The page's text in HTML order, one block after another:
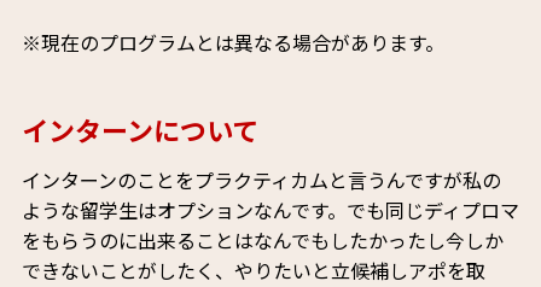
※現在のプログラムとは異なる場合があります。
インターンについて
インターンのことをプラクティカムと言うんですが私の
ような留学生はオプションなんです。でも同じディプロマ
をもらうのに出来ることはなんでもしたかったし今しか
できないことがしたく、やりたいと立候補しアポを取